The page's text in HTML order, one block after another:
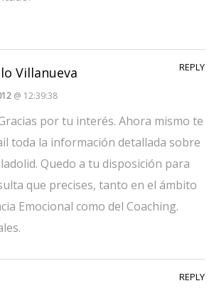
Villanueva
@ 12:39:38
por tu interés. Ahora mismo te
toda la información detallada sobre
Quedo a tu disposición para
que precises, tanto en el ámbito
Emocional como del Coaching.
REPLY
REPLY